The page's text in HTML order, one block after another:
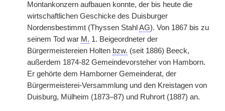
Montankonzern aufbauen konnte, der bis heute die
wirtschaftlichen Geschicke des Duisburger
Nordensbestimmt (Thyssen Stahl AG). Von 1867 bis zu
seinem Tod war M. 1. Beigeordneter der
Bürgermeistereien Holten bzw. (seit 1886) Beeck,
außerdem 1874-82 Gemeindevorsteher von Hamborn.
Er gehörte dem Hamborner Gemeinderat, der
Bürgermeisterei-Versammlung und den Kreistagen von
Duisburg, Mülheim (1873–87) und Ruhrort (1887) an.